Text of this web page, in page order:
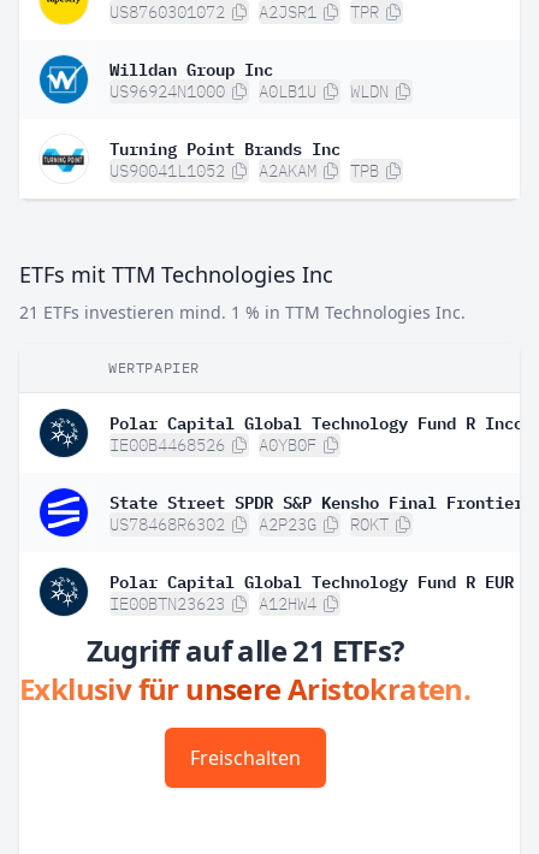
US8760301072 A2JSR1 TPR
Willdan Group Inc
US96924N1000 A0LB1U WLDN
Turning Point Brands Inc
US90041L1052 A2AKAM TPB
ETFs mit TTM Technologies Inc
21 ETFs investieren mind. 1 % in TTM Technologies Inc.
WERTPAPIER
Polar Capital Global Technology Fund R
IE00B4468526 A0YB0F
State Street SPDR S&P Kensho Final Frontiers
US78468R6302 A2P23G ROKT
IE00BTN23623 A12HW4
Zugriff auf alle 21 ETFs?
Exklusiv für unsere Aristokraten.
Freischalten